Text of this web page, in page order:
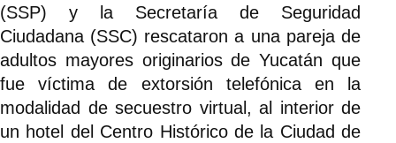
(SSP) y la Secretaría de Seguridad
Ciudadana (SSC) rescataron a una pareja de
adultos mayores originarios de Yucatán que
fue víctima de extorsión telefónica en la
modalidad de secuestro virtual, al interior de
un hotel del Centro Histórico de la Ciudad de